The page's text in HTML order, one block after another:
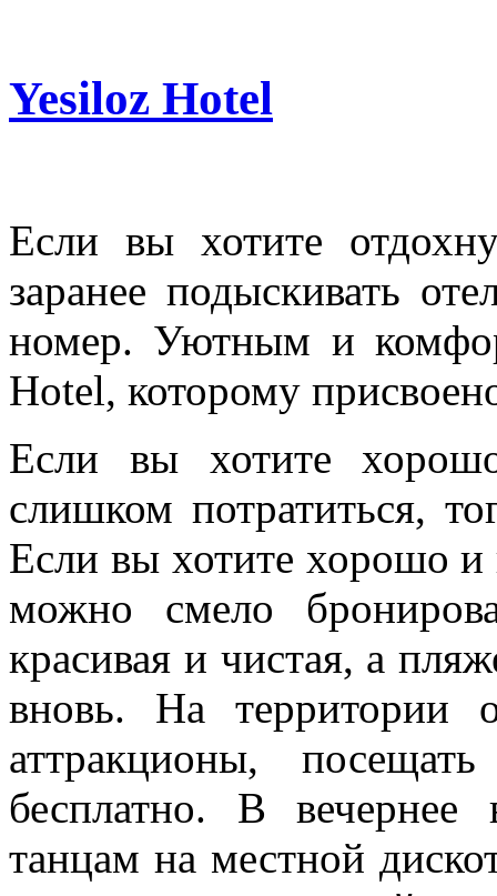
Yesiloz Hotel
Если вы хотите
заранее подыскивать
номер. Уютным и
Hotel, которому
Если вы хотите
слишком потратиться,
Если вы хотите хорошо и
можно смело
красивая и чистая, а
вновь. На территории
аттракционы,
бесплатно. В
танцам на местной